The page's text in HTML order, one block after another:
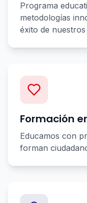
Programa
metodologías
éxito de nuestros
Formación
Educamos con
forman